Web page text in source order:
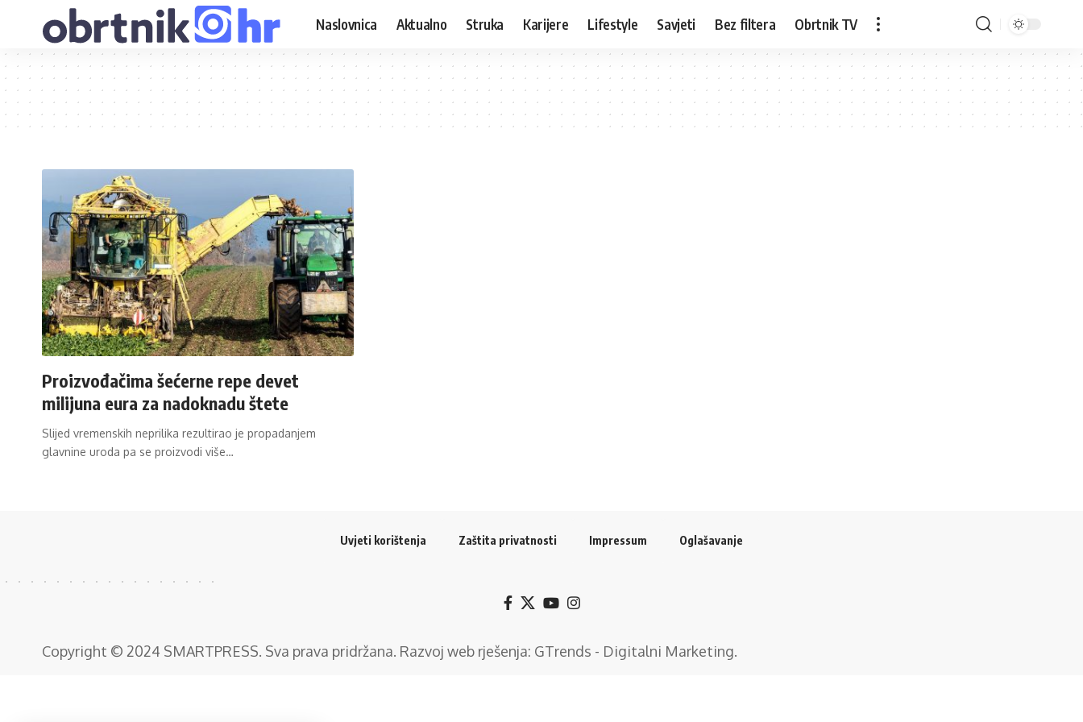
Naslovnica Aktualno Struka Karijere Lifestyle Savjeti Bez filtera Obrtnik TV
Proizvođačima šećerne repe devet
milijuna eura za nadoknadu štete
Slijed vremenskih neprilika rezultirao je propadanjem
glavnine uroda pa se proizvodi više…
Uvjeti korištenja Zaštita privatnosti Impressum Oglašavanje
Copyright © 2024 SMARTPRESS. Sva prava pridržana. Razvoj web rješenja: GTrends - Digitalni Marketing.